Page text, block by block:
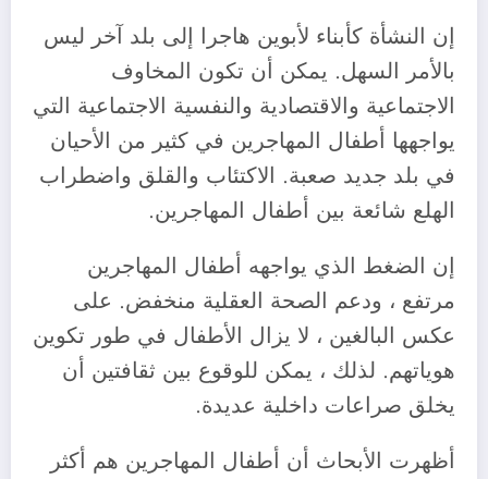
إن النشأة كأبناء لأبوين هاجرا إلى بلد آخر ليس
بالأمر السهل. يمكن أن تكون المخاوف
الاجتماعية والاقتصادية والنفسية الاجتماعية التي
يواجهها أطفال المهاجرين في كثير من الأحيان
في بلد جديد صعبة. الاكتئاب والقلق واضطراب
الهلع شائعة بين أطفال المهاجرين.
إن الضغط الذي يواجهه أطفال المهاجرين
مرتفع ، ودعم الصحة العقلية منخفض. على
عكس البالغين ، لا يزال الأطفال في طور تكوين
هوياتهم. لذلك ، يمكن للوقوع بين ثقافتين أن
يخلق صراعات داخلية عديدة.
أظهرت الأبحاث أن أطفال المهاجرين هم أكثر